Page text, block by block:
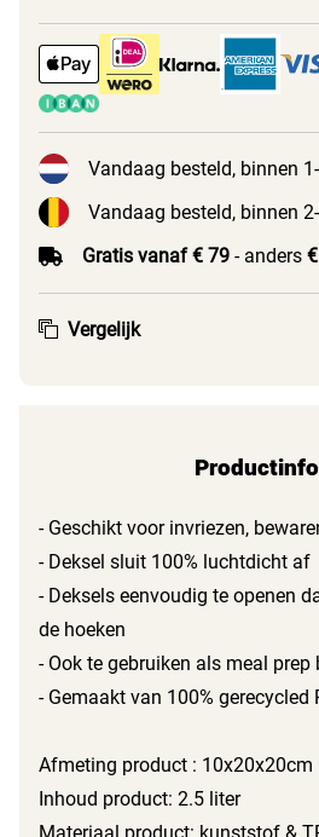
Vandaag besteld, binnen
Vandaag besteld, binnen
Gratis vanaf € 79 - anders
Vergelijk
- Geschikt voor invriezen,
- Deksel sluit 100% luchtdicht af
- Deksels eenvoudig te openen
de hoeken
- Ook te gebruiken als meal prep
- Gemaakt van 100% gerecycled
Afmeting product : 10x20x20cm
Inhoud product: 2.5 liter